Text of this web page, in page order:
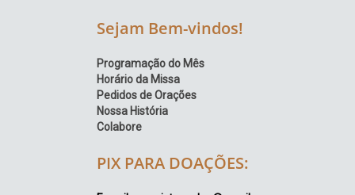
Sejam Bem-vindos!
Programação do Mês
Horário da Missa
Pedidos de Orações
Nossa História
Colabore
PIX PARA DOAÇÕES: